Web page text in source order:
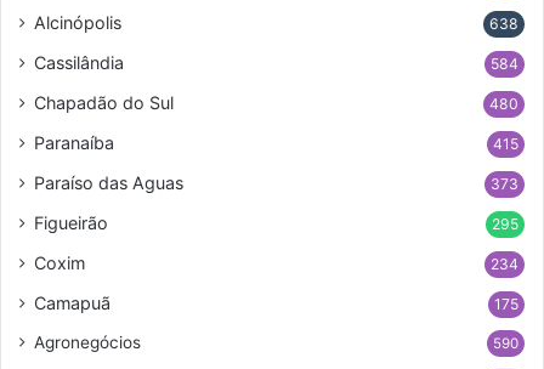
Alcinópolis 638
Cassilândia 584
Chapadão do Sul 480
Paranaíba 415
Paraíso das Aguas 373
Figueirão 295
Coxim 234
Camapuã 175
Agronegócios 590